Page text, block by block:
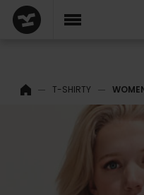
T-SHIRTY